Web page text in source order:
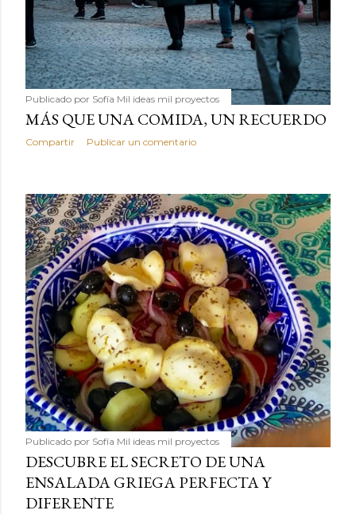
Publicado por Sofía Mil ideas mil proyectos
MÁS QUE UNA COMIDA, UN RECUERDO
Compartir Publicar un comentario
Publicado por Sofía Mil ideas mil proyectos
DESCUBRE EL SECRETO DE UNA
ENSALADA GRIEGA PERFECTA Y
DIFERENTE